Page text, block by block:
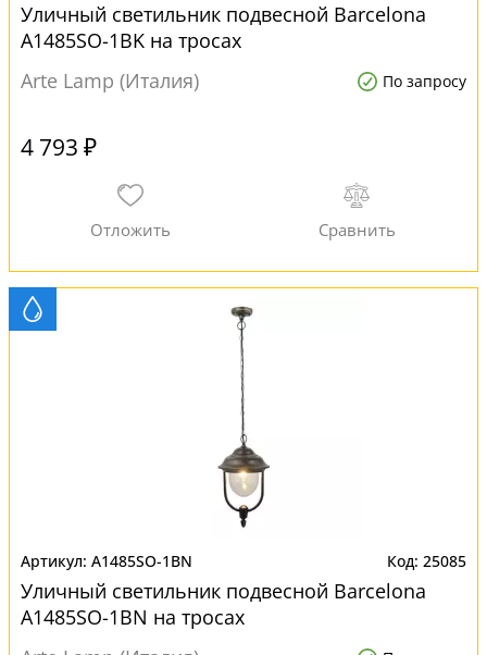
Уличный светильник подвесной Barcelona
A1485SO-1BK на тросах
Arte Lamp (Италия)
По запросу
4 793 ₽
A1485SO-1BN 25085
Уличный светильник подвесной Barcelona
A1485SO-1BN на тросах